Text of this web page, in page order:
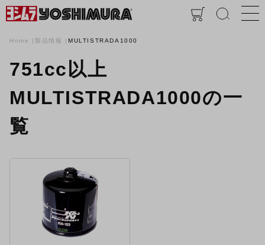
Home 製品情報 MULTISTRADA1000
751cc以上
MULTISTRADA1000の一
覧